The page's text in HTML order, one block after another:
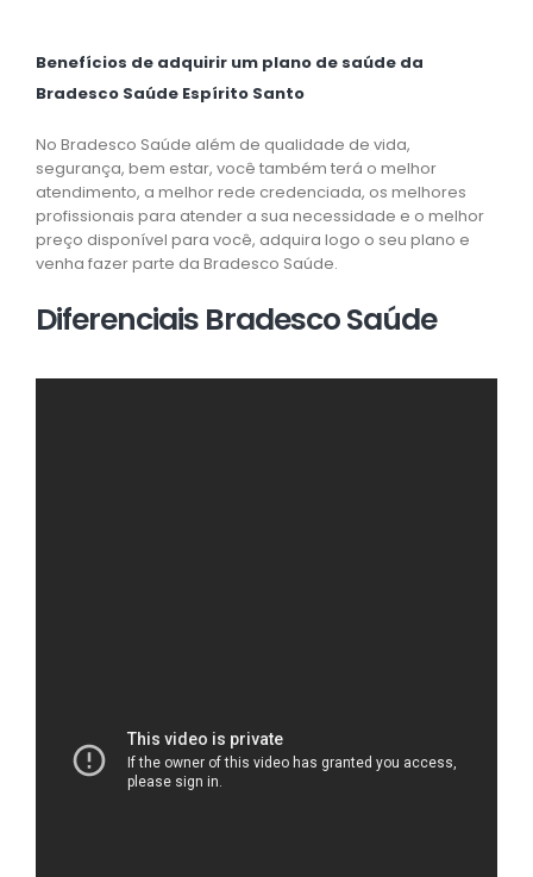
Benefícios de adquirir um plano de saúde da
Bradesco Saúde Espírito Santo
No Bradesco Saúde além de qualidade de vida,
segurança, bem estar, você também terá o melhor
atendimento, a melhor rede credenciada, os melhores
profissionais para atender a sua necessidade e o melhor
preço disponível para você, adquira logo o seu plano e
venha fazer parte da Bradesco Saúde.
Diferenciais Bradesco Saúde